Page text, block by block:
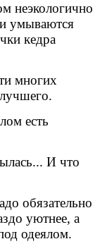
неэкологично
умываются
кедра
многих
есть
И что
обязательно
уютнее, а
одеялом.